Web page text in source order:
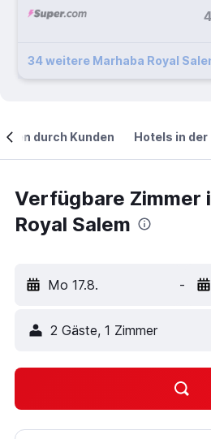
34 weitere Marhaba Royal
durch Kunden Hotels in der
Verfügbare Zimmer
Royal Salem
Mo 17.8. -
2 Gäste, 1 Zimmer